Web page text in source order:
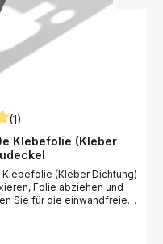
Bewertung von 5 von 5
(1)
Klebefolie (Kleber
Klebefolie (Kleber Dichtung)
Folie abziehen und
Sie für die einwandfreie